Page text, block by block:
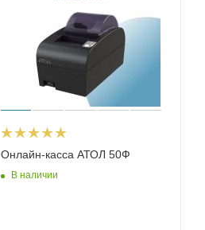
Онлайн-касса АТОЛ 50Ф
В наличии